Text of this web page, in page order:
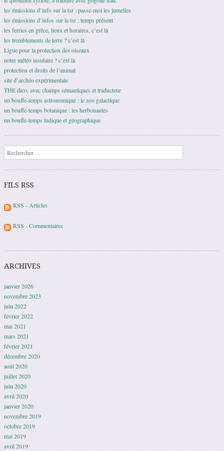
les émissions d’info sur la tsr : passe-moi les jumelles
les émissions d’infos sur la tsr : temps présent
les ferries en grèce, lieux et horaires, c’est là
les tremblements de terre ? c’est là
Ligue pour la protection des oiseaux
notre météo insulaire ? c’est là
protection et droits de l’animal
site d’archéo expérimentale
THE dico, avec champs sémantiques et traducteur
un bouffe-temps astronomique : le zoo galactique
un bouffe-temps botanique : les herbonautes
un bouffe-temps ludique et géographique
Recherche
FILS RSS
RSS - Articles
RSS - Commentaires
ARCHIVES
janvier 2026
novembre 2023
juin 2022
février 2022
mai 2021
mars 2021
février 2021
décembre 2020
août 2020
juillet 2020
juin 2020
avril 2020
janvier 2020
novembre 2019
octobre 2019
mai 2019
avril 2019